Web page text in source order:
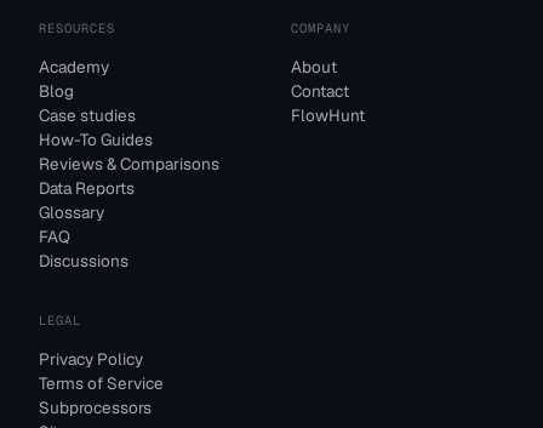
RESOURCES
Academy
Blog
Case studies
How-To Guides
Reviews & Comparisons
Data Reports
Glossary
FAQ
Discussions
COMPANY
About
Contact
FlowHunt
LEGAL
Privacy Policy
Terms of Service
Subprocessors